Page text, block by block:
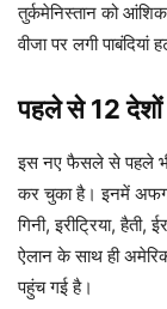
तुर्कमेनिस्तान को
वीजा पर लगी पाबंदियां
पहले से 12 देशों
इस नए फैसले से पहले भी
कर चुका है। इनमें
गिनी, इरीट्रिया,
ऐलान के साथ ही
पहुंच गई है।